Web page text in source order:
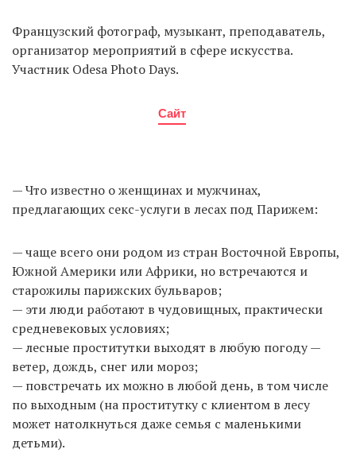
Французский фотограф, музыкант, преподаватель,
организатор мероприятий в сфере искусства.
Участник Odesa Photo Days.
Сайт
— Что известно о женщинах и мужчинах,
предлагающих секс-услуги в лесах под Парижем:
— чаще всего они родом из стран Восточной Европы,
Южной Америки или Африки, но встречаются и
старожилы парижских бульваров;
— эти люди работают в чудовищных, практически
средневековых условиях;
— лесные проститутки выходят в любую погоду —
ветер, дождь, снег или мороз;
— повстречать их можно в любой день, в том числе
по выходным (на проститутку с клиентом в лесу
может натолкнуться даже семья с маленькими
детьми).